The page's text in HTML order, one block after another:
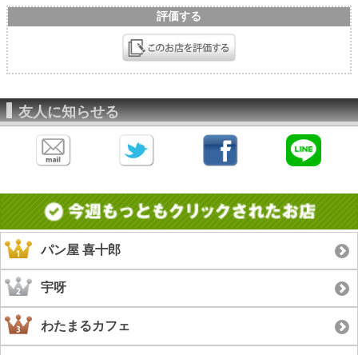
評価する
友人に知らせる
パン屋 喜十郎
宇呀
わたまるカフェ